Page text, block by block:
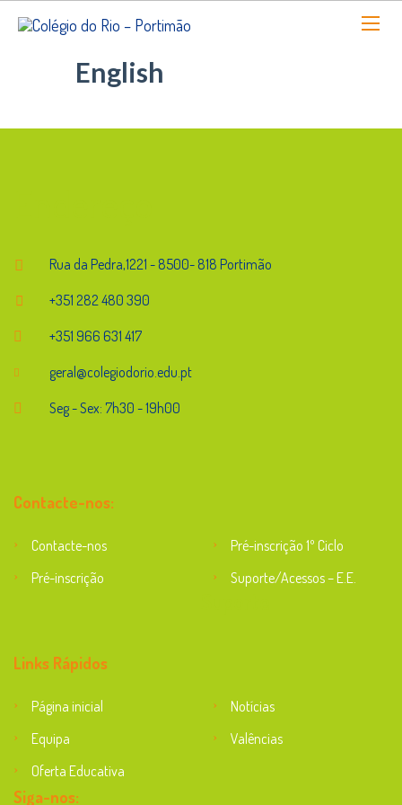
English
Rua da Pedra,1221 - 8500- 818 Portimão
+351 282 480 390
+351 966 631 417
geral@colegiodorio.edu.pt
Seg - Sex: 7h30 - 19h00
Contacte-nos:
Contacte-nos
Pré-inscrição 1º Ciclo
Pré-inscrição
Suporte/Acessos – E.E.
Links Rápidos
Página inicial
Notícias
Equipa
Valências
Oferta Educativa
Siga-nos: